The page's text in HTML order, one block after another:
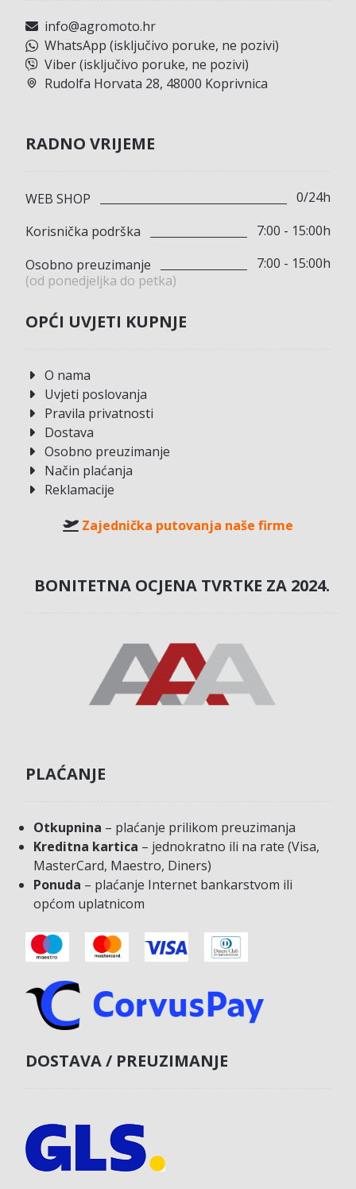
info@agromoto.hr
WhatsApp (isključivo poruke, ne pozivi)
Viber (isključivo poruke, ne pozivi)
Rudolfa Horvata 28, 48000 Koprivnica
RADNO VRIJEME
WEB SHOP
0/24h
Korisnička podrška
7:00 - 15:00h
Osobno preuzimanje
(od ponedjeljka do petka)
7:00 - 15:00h
OPĆI UVJETI KUPNJE
O nama
Uvjeti poslovanja
Pravila privatnosti
Dostava
Osobno preuzimanje
Način plaćanja
Reklamacije
Zajednička putovanja naše firme
BONITETNA OCJENA TVRTKE ZA 2024.
PLAĆANJE
Otkupnina – plaćanje prilikom preuzimanja
Kreditna kartica – jednokratno ili na rate (Visa,
MasterCard, Maestro, Diners)
Ponuda – plaćanje Internet bankarstvom ili
općom uplatnicom
DOSTAVA / PREUZIMANJE